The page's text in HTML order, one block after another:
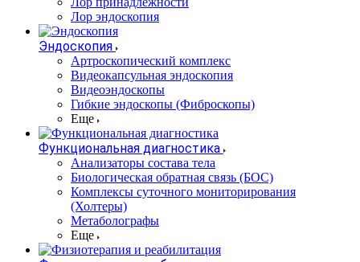
Лор эндоскопия
Эндоскопия
Артроскопический комплекс
Видеокапсульная эндоскопия
Видеоэндоскопы
Гибкие эндоскопы (Фиброcкопы)
Еще
Функциональная диагностика
Анализаторы состава тела
Биологическая обратная связь (БОС)
Комплексы суточного мониторирования
(Холтеры)
Метаболографы
Еще